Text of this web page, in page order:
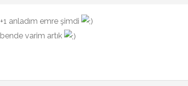
+1 anladım emre şimdi
bende varim artık